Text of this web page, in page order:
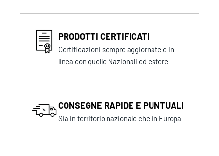
PRODOTTI CERTIFICATI
Certificazioni sempre aggiornate e in
linea con quelle Nazionali ed estere
CONSEGNE RAPIDE E PUNTUALI
Sia in territorio nazionale che in Europa